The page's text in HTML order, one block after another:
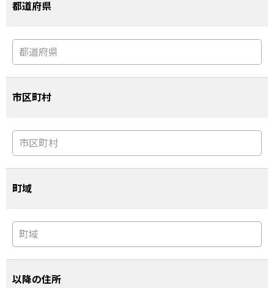
都道府県
市区町村
町域
以降の住所